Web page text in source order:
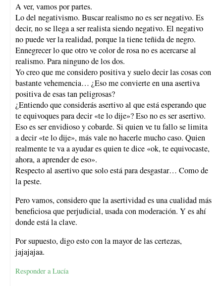
A ver, vamos por partes.
Lo del negativismo. Buscar realismo no es ser negativo. Es
decir, no se llega a ser realista siendo negativo. El negativo
no puede ver la realidad, porque la tiene teñida de negro.
Ennegrecer lo que otro ve color de rosa no es acercarse al
realismo. Para ninguno de los dos.
Yo creo que me considero positiva y suelo decir las cosas con
bastante vehemencia… ¿Eso me convierte en una asertiva
positiva de esas tan peligrosas?
¿Entiendo que considerás asertivo al que está esperando que
te equivoques para decir «te lo dije»? Eso no es ser asertivo.
Eso es ser envidioso y cobarde. Si quien ve tu fallo se limita
a decir «te lo dije», más vale no hacerle mucho caso. Quien
realmente te va a ayudar es quien te dice «ok, te equivocaste,
ahora, a aprender de eso».
Respecto al asertivo que solo está para desgastar… Como de
la peste.
Pero vamos, considero que la asertividad es una cualidad más
beneficiosa que perjudicial, usada con moderación. Y es ahí
donde está la clave.
Por supuesto, digo esto con la mayor de las certezas,
jajajajaa.
Responder a Lucía